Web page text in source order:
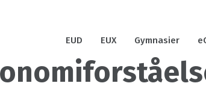
EUD EUX Gymnasier